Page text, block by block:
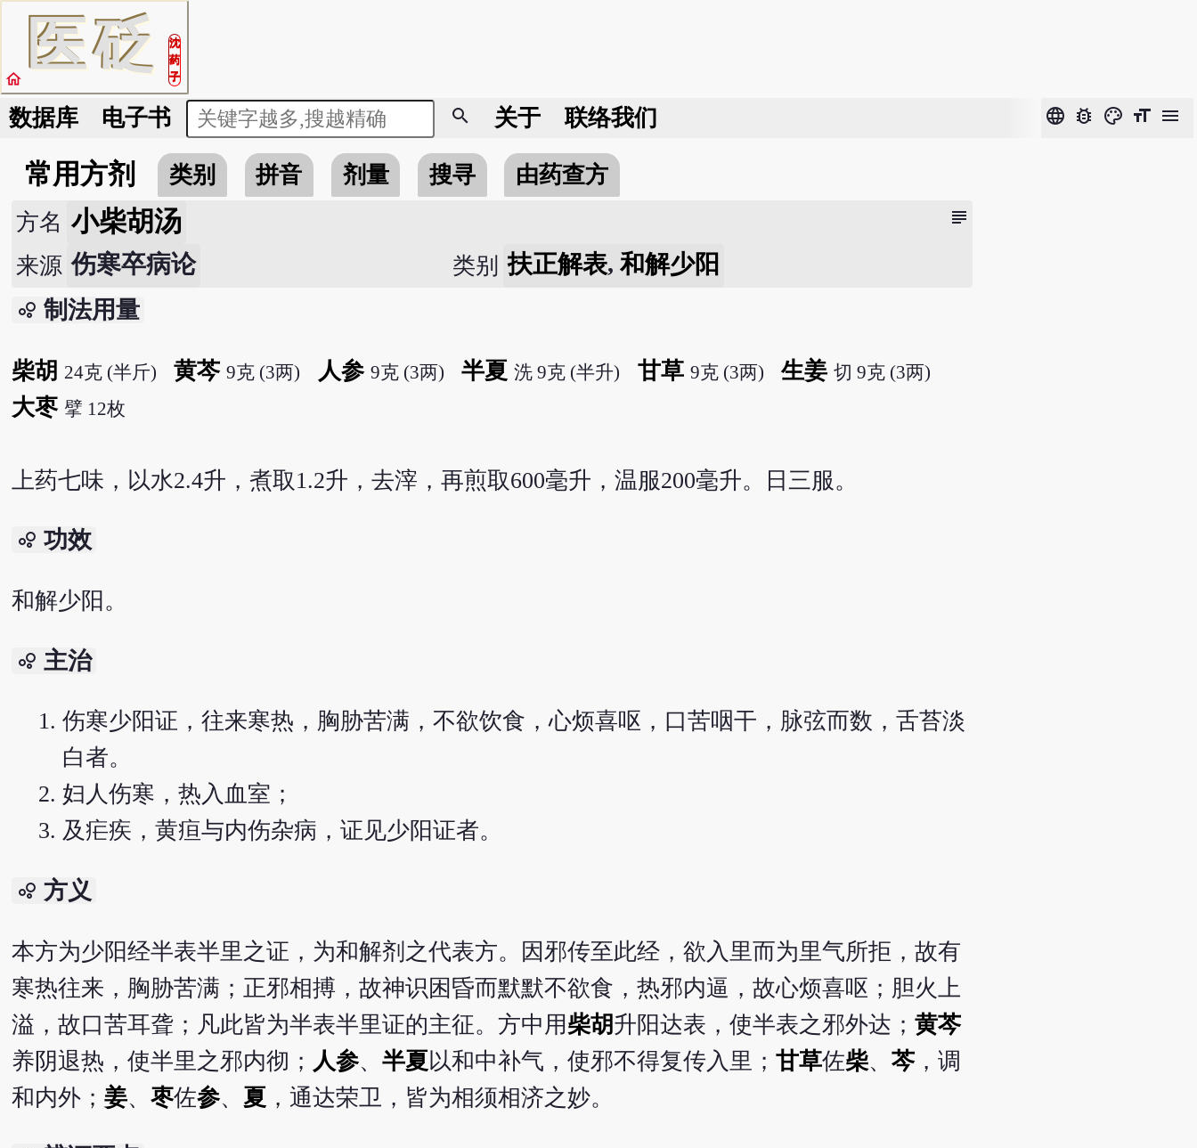
医砭
沈
药
子
home
数据库 电子书 search 关于 联络我们 language bug_report color_lens format_size menu
常用方剂 类别 拼音 剂量 搜寻 由药查方
subject
方名 小柴胡汤
来源 伤寒卒病论 类别 扶正解表,和解少阳
bubble_chart 制法用量
柴胡 24克 (半斤) 黄芩 9克 (3两) 人参 9克 (3两) 半夏 洗 9克 (半升) 甘草 9克 (3两) 生姜 切 9克 (3两)
大枣 擘 12枚
上药七味，以水2.4升，煮取1.2升，去滓，再煎取600毫升，温服200毫升。日三服。
bubble_chart 功效
和解少阳。
bubble_chart 主治
伤寒少阳证，往来寒热，胸胁苦满，不欲饮食，心烦喜呕，口苦咽干，脉弦而数，舌苔淡
白者。
妇人伤寒，热入血室；
及疟疾，黄疸与内伤杂病，证见少阳证者。
bubble_chart 方义
本方为少阳经半表半里之证，为和解剂之代表方。因邪传至此经，欲入里而为里气所拒，故有
寒热往来，胸胁苦满；正邪相搏，故神识困昏而默默不欲食，热邪内逼，故心烦喜呕；胆火上
溢，故口苦耳聋；凡此皆为半表半里证的主征。方中用柴胡升阳达表，使半表之邪外达； 黄芩
养阴退热，使半里之邪内彻； 人参、 半夏 以和中补气，使邪不得复传入里； 甘草佐柴、 芩，调
和内外； 姜、 枣佐参、 夏 ，通达荣卫，皆为相须相济之妙。